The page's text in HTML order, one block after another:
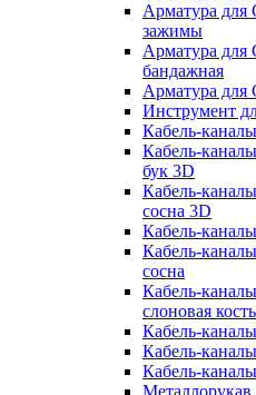
Арматура
зажимы
Арматура для
бандажная
Арматура для
Инструмент
Кабель-
Кабель-
бук 3D
Кабель-
сосна 3D
Кабель-
Кабель-
сосна
Кабель-
слоновая кость
Кабель-
Кабель-
Кабель-